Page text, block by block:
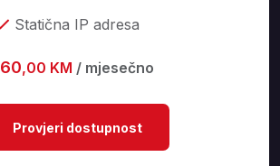
Statična IP adresa
60,00 KM / mjesečno
Provjeri dostupnost